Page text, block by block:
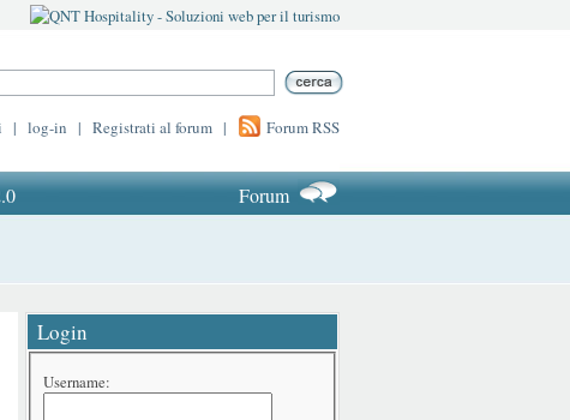
| log-in | Registrati al forum | Forum RSS
Forum
Login
Username: